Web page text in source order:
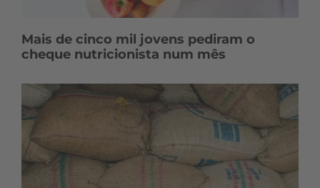
Mais de cinco mil jovens pediram o
cheque nutricionista num mês